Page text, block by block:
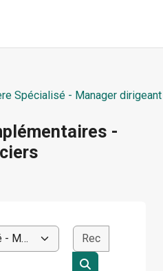
Spécialisé - Manager
-
principal